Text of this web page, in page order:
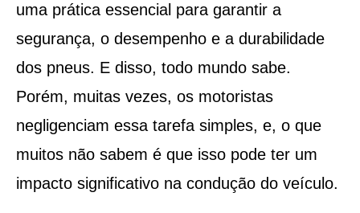
uma prática essencial para garantir a
segurança, o desempenho e a durabilidade
dos pneus. E disso, todo mundo sabe.
Porém, muitas vezes, os motoristas
negligenciam essa tarefa simples, e, o que
muitos não sabem é que isso pode ter um
impacto significativo na condução do veículo.